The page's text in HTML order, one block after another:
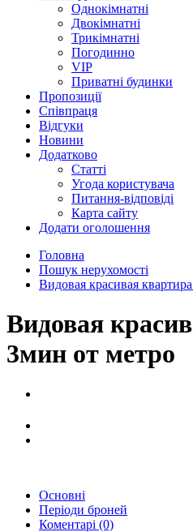
Однокімнатні
Двокімнатні
Трикімнатні
Погодинно
VIP
Приватні будинки
Пропозиції
Співпраця
Відгуки
Новини
Додатково
Статті
Угода користувача
Питання-відповіді
Карта сайту
Додати оголошення
Головна
Пошук нерухомості
Видовая красивая
Видовая
3мин от метро
Основні
Періоди броней
Коментарі (0)